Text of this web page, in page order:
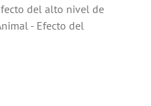
del alto nivel de
- Efecto del